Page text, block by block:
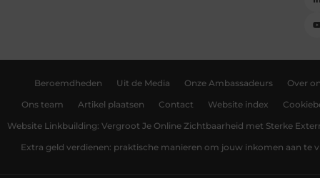
Beroemdheden Uit de Media Onze Ambassadeurs Over
Ons team Artikel plaatsen Contact Website index
Website Linkbuilding: Vergroot Je Online Zichtbaarheid met Sterke
Extra geld verdienen: praktische manieren om jouw inkomen aan te